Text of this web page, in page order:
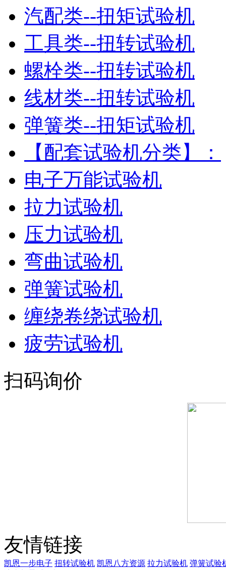
汽配类--扭矩试验机
工具类--扭转试验机
螺栓类--扭转试验机
线材类--扭转试验机
弹簧类--扭矩试验机
【配套试验机分类】：
电子万能试验机
拉力试验机
压力试验机
弯曲试验机
弹簧试验机
缠绕卷绕试验机
疲劳试验机
扫码询价
友情链接
凯恩一步电子 扭转试验机 凯恩八方资源 拉力试验机 弹簧试验